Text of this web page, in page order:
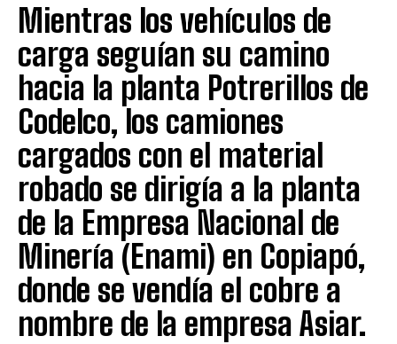
Mientras los vehículos de
carga seguían su camino
hacia la planta Potrerillos de
Codelco, los camiones
cargados con el material
robado se dirigía a la planta
de la Empresa Nacional de
Minería (Enami) en Copiapó,
donde se vendía el cobre a
nombre de la empresa Asiar.